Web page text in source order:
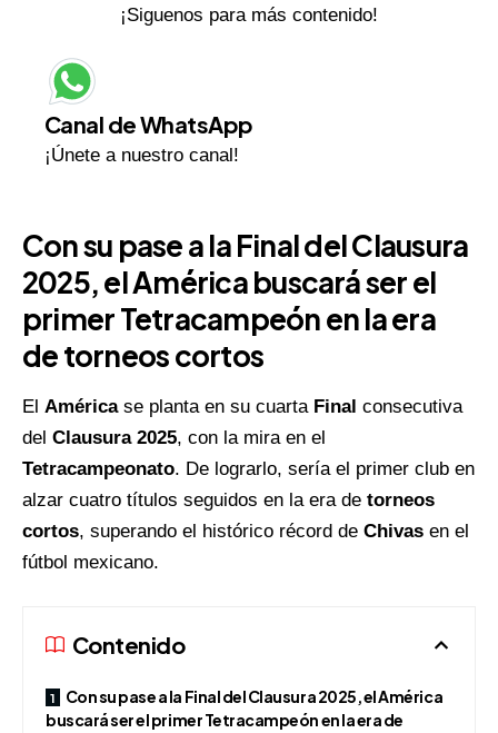
¡Siguenos para más contenido!
Canal de WhatsApp
¡Únete a nuestro canal!
Con su pase a laFinaldelClausura
2025, elAméricabuscará ser el
primerTetracampeónen la era
de torneos cortos
El Américase planta en su cuarta Final consecutiva
del Clausura 2025, con la mira en el
Tetracampeonato. De lograrlo, sería el primer club en
alzar cuatro títulos seguidos en la era de torneos
cortos, superando el histórico récord de Chivas en el
fútbol mexicano.
Contenido
Con su pase a la Final del Clausura 2025, el América
buscará ser el primer Tetracampeón en la era de